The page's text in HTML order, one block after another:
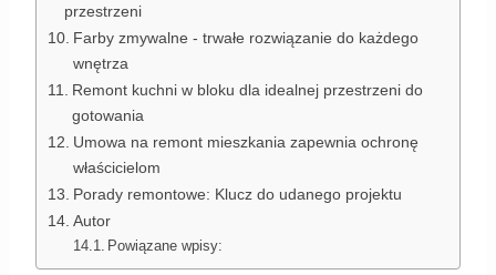
przestrzeni
Farby zmywalne - trwałe rozwiązanie do każdego
wnętrza
Remont kuchni w bloku dla idealnej przestrzeni do
gotowania
Umowa na remont mieszkania zapewnia ochronę
właścicielom
Porady remontowe: Klucz do udanego projektu
Autor
Powiązane wpisy: